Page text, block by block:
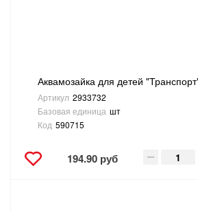
ЭЛЕКТРОМОНТАЖНЫЕ ТОВАРЫ,
Аквамозайка для детей
Артикул 2933732
Базовая единица шт
Код 590715
194.90 руб